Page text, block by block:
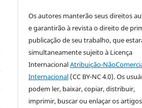
Os autores manterão seus direitos
e garantirão à revista o direito de
publicação de seu trabalho, que
simultaneamente sujeito à Licença
InternacionalAtribuição-
Internacional (CC BY-NC 4.0). Os
podem ler, baixar, copiar, distribuir,
imprimir, buscar ou enlaçar os artigos